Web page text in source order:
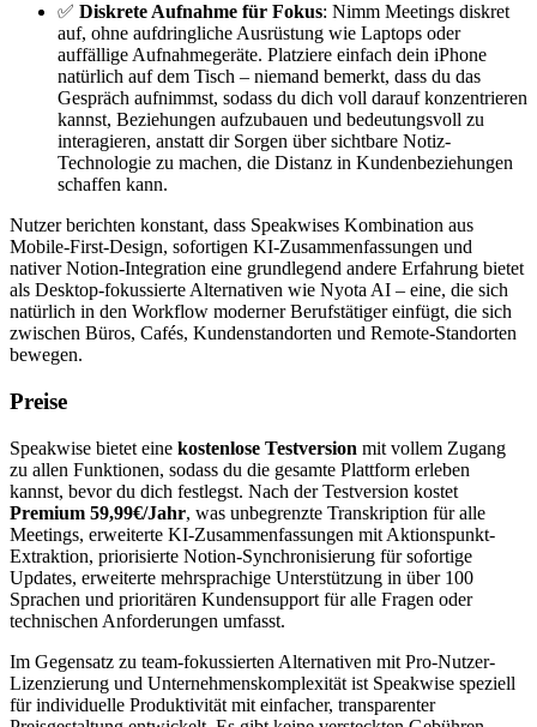
✅ Diskrete Aufnahme für Fokus: Nimm Meetings diskret
auf, ohne aufdringliche Ausrüstung wie Laptops oder
auffällige Aufnahmegeräte. Platziere einfach dein iPhone
natürlich auf dem Tisch – niemand bemerkt, dass du das
Gespräch aufnimmst, sodass du dich voll darauf konzentrieren
kannst, Beziehungen aufzubauen und bedeutungsvoll zu
interagieren, anstatt dir Sorgen über sichtbare Notiz-
Technologie zu machen, die Distanz in Kundenbeziehungen
schaffen kann.
Nutzer berichten konstant, dass Speakwises Kombination aus
Mobile-First-Design, sofortigen KI-Zusammenfassungen und
nativer Notion-Integration eine grundlegend andere Erfahrung bietet
als Desktop-fokussierte Alternativen wie Nyota AI – eine, die sich
natürlich in den Workflow moderner Berufstätiger einfügt, die sich
zwischen Büros, Cafés, Kundenstandorten und Remote-Standorten
bewegen.
Preise
Speakwise bietet eine kostenlose Testversion mit vollem Zugang
zu allen Funktionen, sodass du die gesamte Plattform erleben
kannst, bevor du dich festlegst. Nach der Testversion kostet
Premium 59,99€/Jahr, was unbegrenzte Transkription für alle
Meetings, erweiterte KI-Zusammenfassungen mit Aktionspunkt-
Extraktion, priorisierte Notion-Synchronisierung für sofortige
Updates, erweiterte mehrsprachige Unterstützung in über 100
Sprachen und prioritären Kundensupport für alle Fragen oder
technischen Anforderungen umfasst.
Im Gegensatz zu team-fokussierten Alternativen mit Pro-Nutzer-
Lizenzierung und Unternehmenskomplexität ist Speakwise speziell
für individuelle Produktivität mit einfacher, transparenter